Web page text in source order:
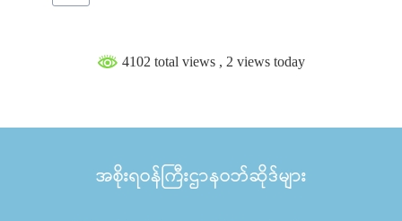
4102 total views , 2 views today
အစိုးရဝန်ကြီးဌာနဝဘ်ဆိုဒ်များ